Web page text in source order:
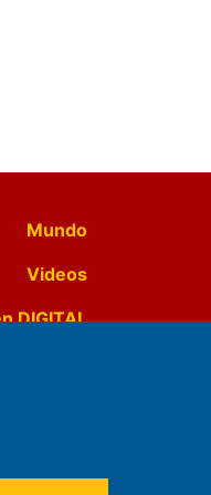
Mundo
Videos
DIGITAL